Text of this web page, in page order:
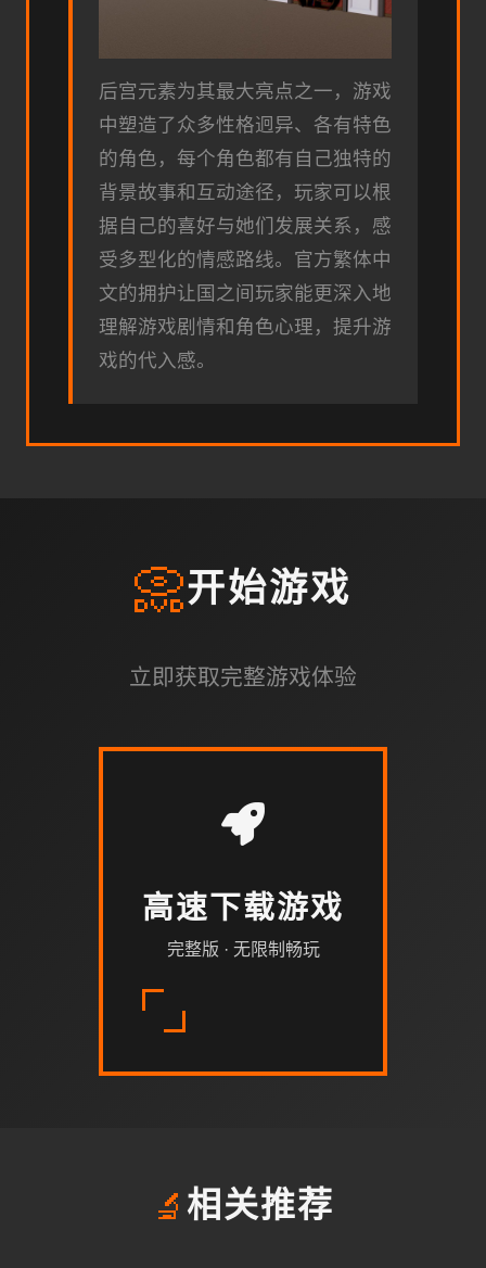
后宫元素为其最大亮点之一，游戏
中塑造了众多性格迥异、各有特色
的角色，每个角色都有自己独特的
背景故事和互动途径，玩家可以根
据自己的喜好与她们发展关系，感
受多型化的情感路线。官方繁体中
文的拥护让国之间玩家能更深入地
理解游戏剧情和角色心理，提升游
戏的代入感。
📀开始游戏
立即获取完整游戏体验
高速下载游戏
完整版 · 无限制畅玩
🔬 相关推荐